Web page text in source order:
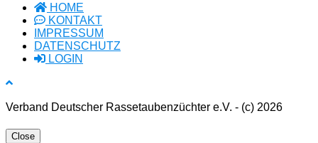
HOME
KONTAKT
IMPRESSUM
DATENSCHUTZ
LOGIN
Verband Deutscher Rassetaubenzüchter e.V. - (c) 2026
Close